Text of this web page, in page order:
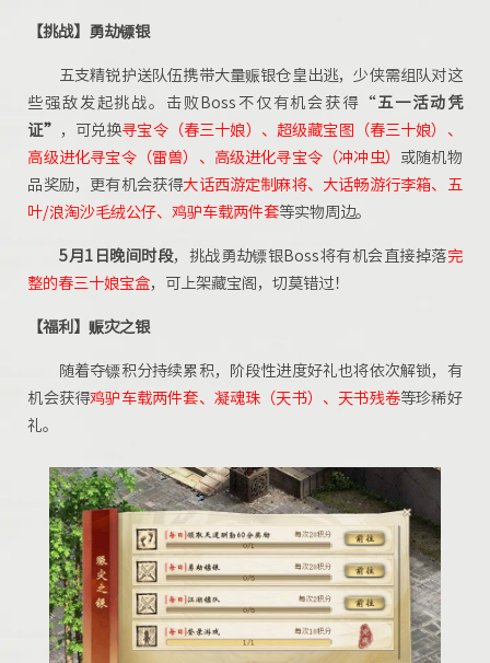
【挑战】勇劫镖银
五支精锐护送队伍携带大量赈银仓皇出逃，少侠需组队对这
些强敌发起挑战。击败Boss不仅有机会获得“五一活动凭
证” ，可兑换寻宝令（春三十娘）、超级藏宝图（春三十娘）、
高级进化寻宝令（雷兽）、高级进化寻宝令（冲冲虫） 或随机物
品奖励，更有机会获得大话西游定制麻将、大话畅游行李箱、五
叶/浪淘沙毛绒公仔、鸡驴车载两件套等实物周边。
5月1日晚间时段，挑战勇劫镖银Boss将有机会直接掉落完
整的春三十娘宝盒，可上架藏宝阁，切莫错过！
【福利】赈灾之银
随着夺镖积分持续累积，阶段性进度好礼也将依次解锁，有
机会获得鸡驴车载两件套、凝魂珠（天书）、天书残卷等珍稀好
礼。